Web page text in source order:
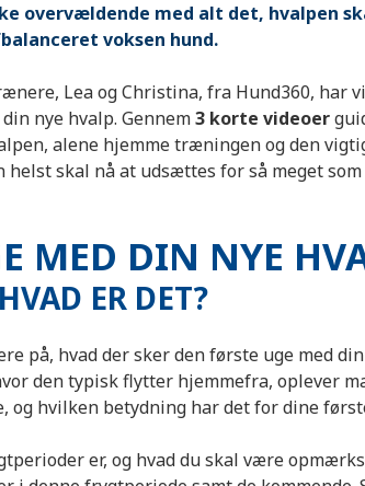
overvældende med alt det, hvalpen
voksen hund.
Lea og Christina, fra Hund360, har
nye hvalp. Gennem3 korte videoer
alene hjemme træningen og den
skal nå at udsættes for så meget
MED DIN NYE
ER DET?
på, hvad der sker den første uge med
den typisk flytter hjemmefra, oplever
og hvilken betydning har det for dine
er, og hvad du skal være